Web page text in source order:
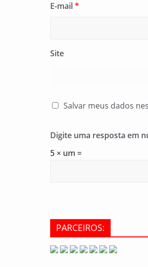
E-mail*
Site
Salvar meus dados
Digite uma resposta em
5 × um =
PARCEIROS: